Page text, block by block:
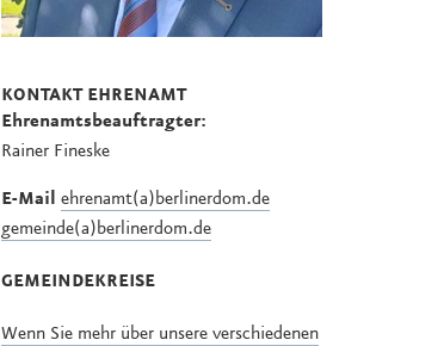
KONTAKT EHRENAMT
Ehrenamtsbeauftragter:
Rainer Fineske
E-Mail ehrenamt(a)berlinerdom.de
gemeinde(a)berlinerdom.de
GEMEINDEKREISE
Wenn Sie mehr über unsere verschiedenen